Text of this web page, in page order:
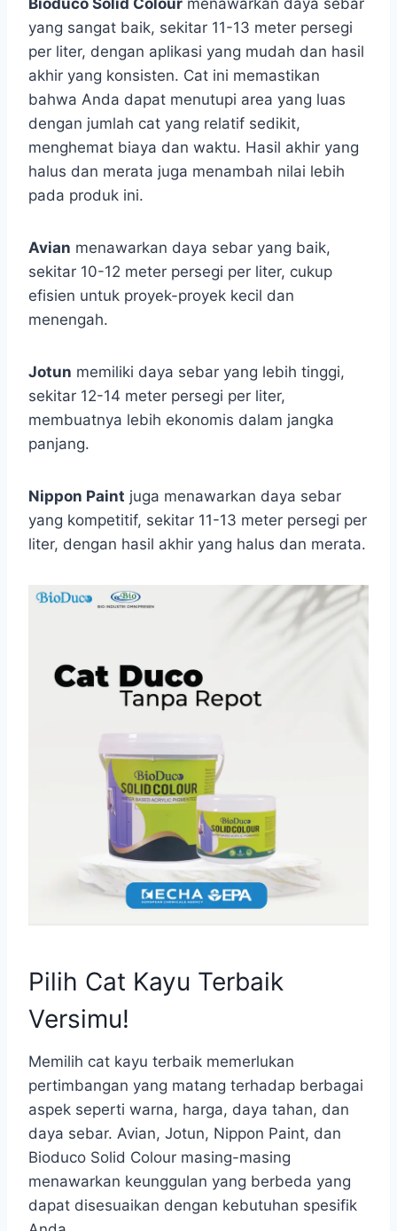
yang sangat baik, sekitar 11-13 meter persegi
per liter, dengan aplikasi yang mudah dan hasil
akhir yang konsisten. Cat ini memastikan
bahwa Anda dapat menutupi area yang luas
dengan jumlah cat yang relatif sedikit,
menghemat biaya dan waktu. Hasil akhir yang
halus dan merata juga menambah nilai lebih
pada produk ini.
Avian menawarkan daya sebar yang baik,
sekitar 10-12 meter persegi per liter, cukup
efisien untuk proyek-proyek kecil dan
menengah.
Jotun memiliki daya sebar yang lebih tinggi,
sekitar 12-14 meter persegi per liter,
membuatnya lebih ekonomis dalam jangka
panjang.
Nippon Paint juga menawarkan daya sebar
yang kompetitif, sekitar 11-13 meter persegi per
liter, dengan hasil akhir yang halus dan merata.
Pilih Cat Kayu Terbaik
Versimu!
Memilih cat kayu terbaik memerlukan
pertimbangan yang matang terhadap berbagai
aspek seperti warna, harga, daya tahan, dan
daya sebar. Avian, Jotun, Nippon Paint, dan
Bioduco Solid Colour masing-masing
menawarkan keunggulan yang berbeda yang
dapat disesuaikan dengan kebutuhan spesifik